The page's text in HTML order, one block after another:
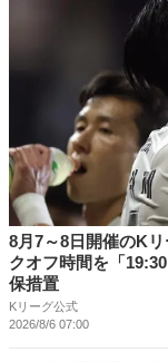
8月7～8日開催のK
クオフ時間を「
保措置
Kリーグ公式
2026/8/6 07:00